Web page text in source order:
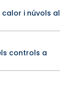
i núvols al
controls a